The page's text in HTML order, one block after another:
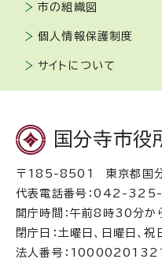
市の組織図
個人情報保護制度
サイトについて
国分寺市役
〒185-8501 東京都国分
代表電話番号：042-325-
開庁時間：午前8時30分か
閉庁日：土曜日、日曜日、祝
法人番号：